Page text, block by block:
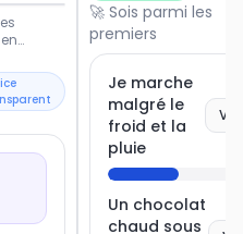
et
pour
🚀 Sois parmi les
premiers
Je marche
malgré le
froid et la
pluie
Un chocolat
chaud sous